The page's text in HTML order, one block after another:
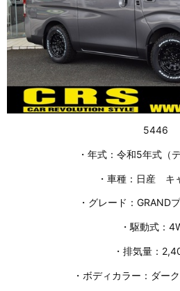
5446
・年式：令和5年式（
・車種：日産 キ
・グレード：GRAND
・駆動式：
・排気量：
・ボディカラー：ダー